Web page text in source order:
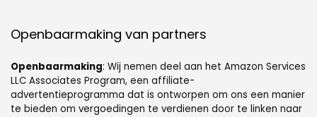
Openbaarmaking van partners
Openbaarmaking: Wij nemen deel aan het Amazon Services
LLC Associates Program, een affiliate-
advertentieprogramma dat is ontworpen om ons een manier
te bieden om vergoedingen te verdienen door te linken naar